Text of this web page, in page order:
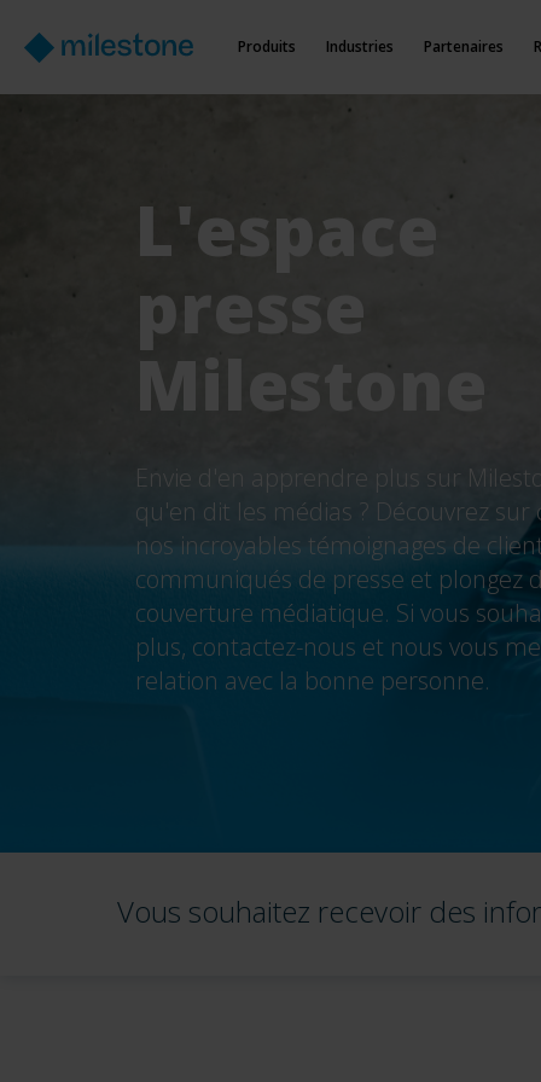
Produits Industries Partenaires
L'espace
presse
Milestone
Envie d'en apprendre plus sur
qu'en dit les médias ? Découvrez sur
nos incroyables témoignages de
communiqués de presse et plongez
couverture médiatique. Si vous
plus, contactez-nous et nous vous
relation avec la bonne personne.
Vous souhaitez recevoir des